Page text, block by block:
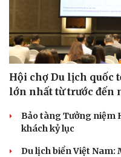
Hội chợ Du lịch quốc
lớn nhất từ trước đến
Bảo tàng Tưởng niệm
khách kỷ lục
Du lịch biển Việt Nam: